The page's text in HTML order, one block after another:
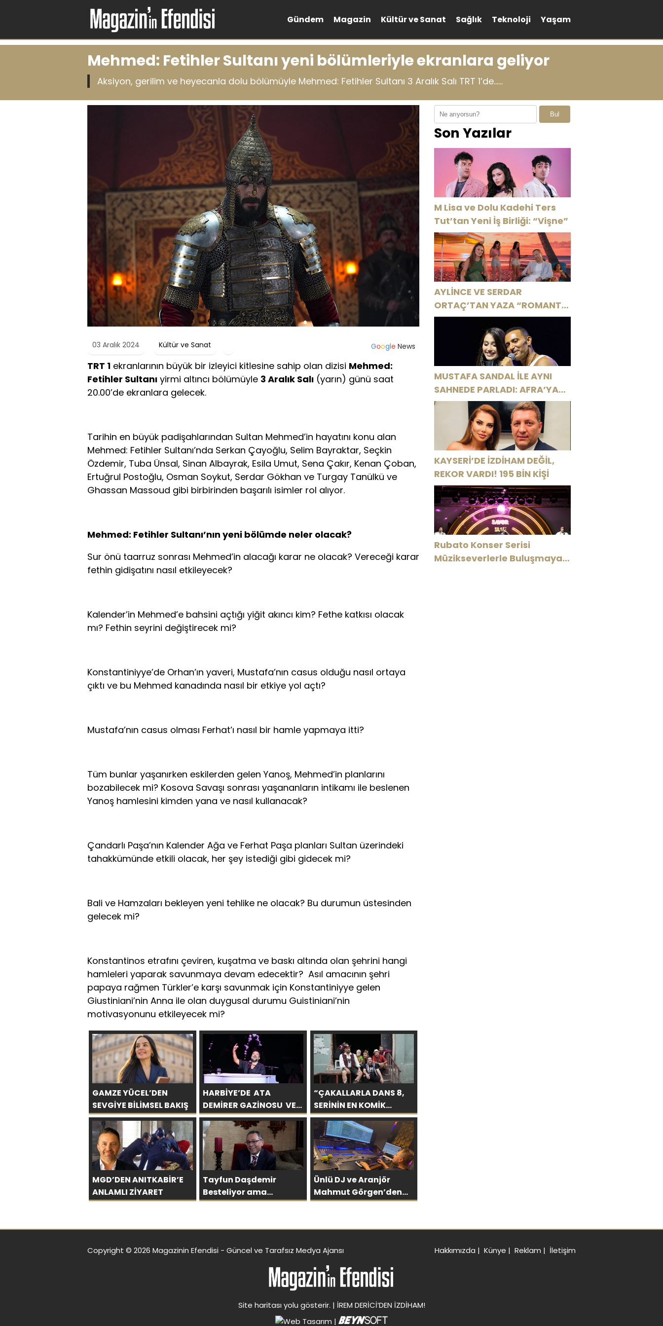
Gündem Magazin Kültür ve Sanat Sağlık Teknoloji Yaşam
Mehmed: Fetihler Sultanı yeni bölümleriyle ekranlara geliyor
Aksiyon, gerilim ve heyecanla dolu bölümüyle Mehmed: Fetihler Sultanı 3 Aralık Salı TRT 1’de…...
03 Aralık 2024 Kültür ve Sanat Google News
TRT 1 ekranlarının büyük bir izleyici kitlesine sahip olan dizisi Mehmed:
Fetihler Sultanı yirmi altıncı bölümüyle 3 Aralık Salı (yarın) günü saat
20.00’de ekranlara gelecek.
Tarihin en büyük padişahlarından Sultan Mehmed’in hayatını konu alan
Mehmed: Fetihler Sultanı’nda Serkan Çayoğlu, Selim Bayraktar, Seçkin
Özdemir, Tuba Ünsal, Sinan Albayrak, Esila Umut, Sena Çakır, Kenan Çoban,
Ertuğrul Postoğlu, Osman Soykut, Serdar Gökhan ve Turgay Tanülkü ve
Ghassan Massoud gibi birbirinden başarılı isimler rol alıyor.
Mehmed: Fetihler Sultanı’nın yeni bölümde neler olacak?
Sur önü taarruz sonrası Mehmed’in alacağı karar ne olacak? Vereceği karar
fethin gidişatını nasıl etkileyecek?
Kalender’in Mehmed’e bahsini açtığı yiğit akıncı kim? Fethe katkısı olacak
mı? Fethin seyrini değiştirecek mi?
Konstantiniyye’de Orhan’ın yaveri, Mustafa’nın casus olduğu nasıl ortaya
çıktı ve bu Mehmed kanadında nasıl bir etkiye yol açtı?
Mustafa’nın casus olması Ferhat’ı nasıl bir hamle yapmaya itti?
Tüm bunlar yaşanırken eskilerden gelen Yanoş, Mehmed’in planlarını
bozabilecek mi? Kosova Savaşı sonrası yaşananların intikamı ile beslenen
Yanoş hamlesini kimden yana ve nasıl kullanacak?
Çandarlı Paşa’nın Kalender Ağa ve Ferhat Paşa planları Sultan üzerindeki
tahakkümünde etkili olacak, her şey istediği gibi gidecek mi?
Bali ve Hamzaları bekleyen yeni tehlike ne olacak? Bu durumun üstesinden
gelecek mi?
Konstantinos etrafını çeviren, kuşatma ve baskı altında olan şehrini hangi
hamleleri yaparak savunmaya devam edecektir? Asıl amacının şehri
papaya rağmen Türkler’e karşı savunmak için Konstantiniyye gelen
Giustiniani’nin Anna ile olan duygusal durumu Guistiniani’nin
motivasyonunu etkileyecek mi?
GAMZE YÜCEL’DEN
SEVGİYE BİLİMSEL BAKIŞ
HARBİYE’DE ATA
DEMİRER GAZİNOSU VE
BİNLERCE KAHKAHA
“ÇAKALLARLA DANS 8,
SERİNİN EN KOMİK
FİLMLERİNDEN BİRİ
OLUYOR”
MGD’DEN ANITKABİR’E
ANLAMLI ZİYARET
Tayfun Daşdemir
Besteliyor ama
hedeflerine
Ünlü DJ ve Aranjör
Mahmut Görgen’den
Yeni Uluslararası Tekli:
Bul
Son Yazılar
M Lisa ve Dolu Kadehi Ters
Tut’tan Yeni İş Birliği: “Vişne”
AYLİNCE VE SERDAR
ORTAÇ’TAN YAZA “ROMANTİK
AŞK” BOMBASI!
MUSTAFA SANDAL İLE AYNI
SAHNEDE PARLADI: AFRA’YA
HARBİYE’DE BÜYÜK ALKIŞ
KAYSERİ’DE İZDİHAM DEĞİL,
REKOR VARDI! 195 BİN KİŞİ
Rubato Konser Serisi
Müzikseverlerle Buluşmaya
Copyright © 2026 Magazinin Efendisi - Güncel ve Tarafsız Medya Ajansı Hakkımızda | Künye | Reklam | İletişim
Site haritası yolu gösterir. | İREM DERİCİ’DEN İZDİHAM!
|